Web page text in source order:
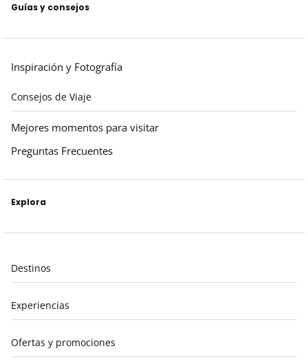
Guías y consejos
Inspiración y Fotografía
Consejos de Viaje
Mejores momentos para visitar
Preguntas Frecuentes
Explora
Destinos
Experiencias
Ofertas y promociones